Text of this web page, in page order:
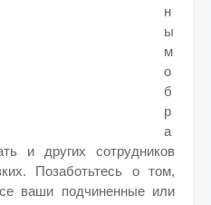
н
ы
м
о
б
р
а
и других сотрудников
Позаботьтесь о том,
ваши подчиненные или